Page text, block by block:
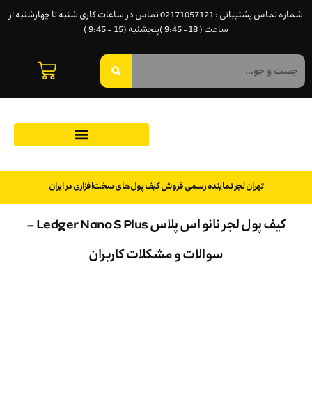
شماره تماس پشتیبانی : 02171057121 تماس در ساعات کاری شنبه تا چهارشنبه از
ساعت ( 18- 9:45 )پنجشنبه (15 - 9:45 )
تهران لجر نماینده رسمی فروش کیف پول‌های سخت‌افزاری در ایران
کیف پول لجر نانو اس پلاس Ledger Nano S Plus –
سوالات و مشکلات کاربران